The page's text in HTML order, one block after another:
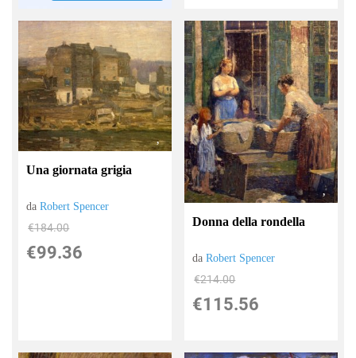
Una giornata grigia
daRobert Spencer
€184.00
€99.36
Donna della rondella
daRobert Spencer
€214.00
€115.56